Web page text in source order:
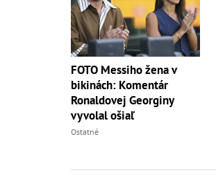
FOTO Messiho žena v
bikinách: Komentár
Ronaldovej Georginy
vyvolal ošiaľ
Ostatné